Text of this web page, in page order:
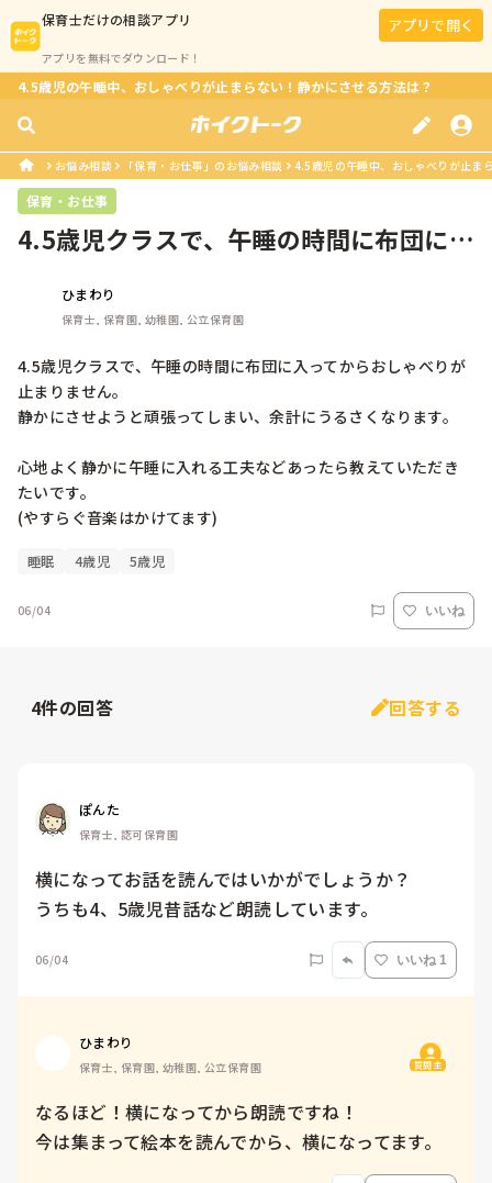
保育士だけの相談アプリ
アプリを無料でダウンロード！
アプリで開く
4.5歳児の午睡中、おしゃべりが止まらない！静かにさせる方法は？
お悩み相談 「保育・お仕事」のお悩み相談 4.5歳児の午睡中、おしゃべりが止ま
保育・お仕事
4.5歳児クラスで、午睡の時間に布団に入
ひまわり
保育士, 保育園, 幼稚園, 公立保育園
4.5歳児クラスで、午睡の時間に布団に入ってからおしゃべりが
止まりません。
静かにさせようと頑張ってしまい、余計にうるさくなります。
心地よく静かに午睡に入れる工夫などあったら教えていただき
たいです。
(やすらぐ音楽はかけてます)
睡眠 4歳児 5歳児
06/04 いいね
4件の回答 回答する
ぽんた
保育士, 認可保育園
横になってお話を読んではいかがでしょうか？
うちも4、5歳児昔話など朗読しています。
06/04 いいね 1
ひまわり
保育士, 保育園, 幼稚園, 公立保育園 質問主
なるほど！横になってから朗読ですね！
今は集まって絵本を読んでから、横になってます。